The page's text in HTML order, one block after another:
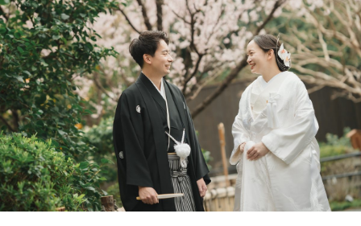
キリスト教式・人前式
神前挙式
神社挙式
大披露宴会場
中披露宴会場
小披露宴会場
料亭ウエディング
フォトガイドツアー 料理
ドレス・和装 プラン